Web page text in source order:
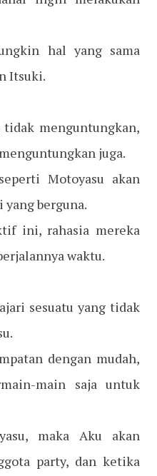
hal yang sama
Itsuki.
tidak menguntungkan,
juga.
Motoyasu akan
berguna.
ini, rahasia mereka
waktu.
sesuatu yang tidak
dengan mudah,
main saja untuk
maka Aku akan
party, dan ketika